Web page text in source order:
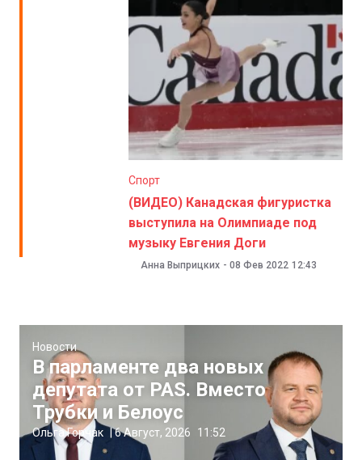
Спорт
(ВИДЕО) Канадская фигуристка
выступила на Олимпиаде под
музыку Евгения Доги
Анна Выприцких - 08 Фев 2022 12:43
Новости
В парламенте два новых
депутата от PAS. Вместо
Трубки и Белоус
Ольга Горчак |6 Август, 2026 11:52